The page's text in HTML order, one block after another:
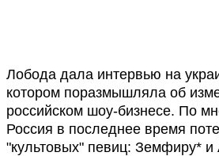
Лобода дала интервью на
котором поразмышляла об
российском шоу-бизнесе. По
Россия в последнее время
"культовых" певиц: Земфиру* и